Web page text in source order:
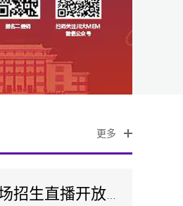
更多